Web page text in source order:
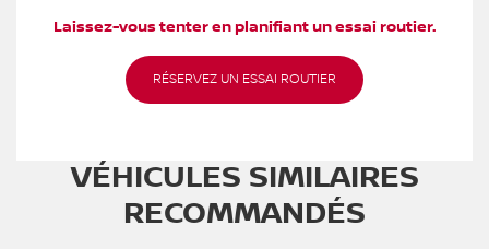
Laissez-vous tenter en planifiant un essai routier.
RÉSERVEZ UN ESSAI ROUTIER
VÉHICULES SIMILAIRES
RECOMMANDÉS